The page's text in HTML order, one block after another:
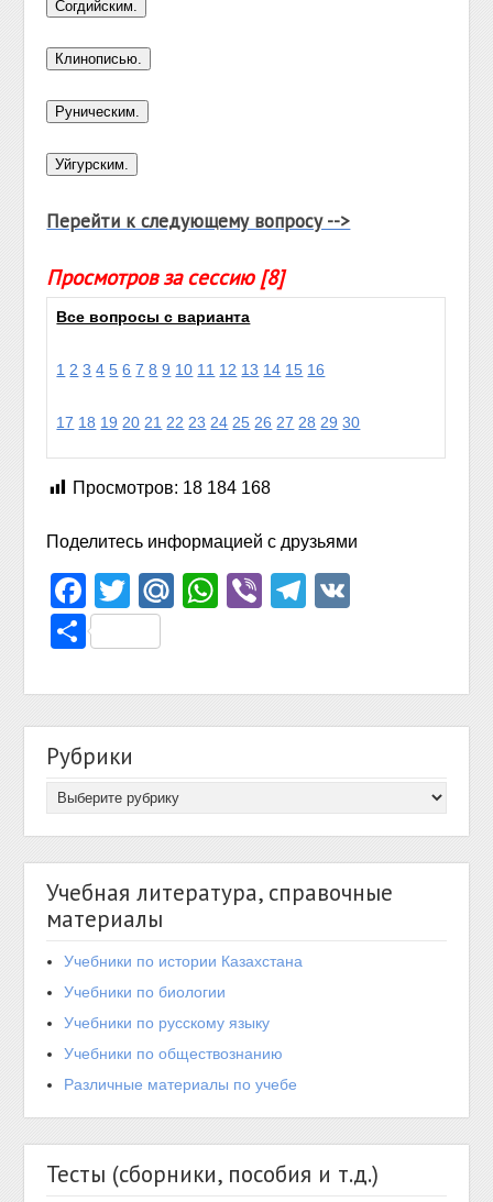
Перейти к следующему вопросу -->
Просмотров за сессию [8]
Все вопросы с варианта
1 2 3 4 5 6 7 8 9 10 11 12 13 14 15 16
17 18 19 20 21 22 23 24 25 26 27 28 29 30
Просмотров: 18 184 168
Поделитесь информацией с друзьями
Facebook
TwitterMail.Ru
WhatsApp
ViberTelegram
Отправить
Рубрики
Учебная литература, справочные
материалы
Учебники по истории Казахстана
Учебники по биологии
Учебники по русскому языку
Учебники по обществознанию
Различные материалы по учебе
Тесты (сборники, пособия и т.д.)